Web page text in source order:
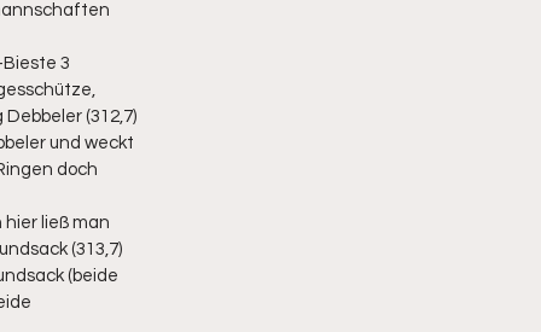
3
(312,7)
und weckt
doch
hier ließ man
(313,7)
(beide